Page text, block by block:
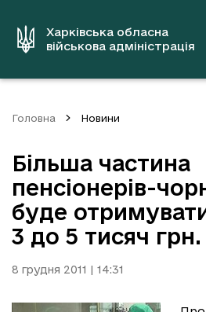
вмістуХарківська обласна
військова адміністрація
Головна Новини
Більша частина
пенсіонерів-
буде
3 до 5 тисяч
8 грудня 2011 | 14:31